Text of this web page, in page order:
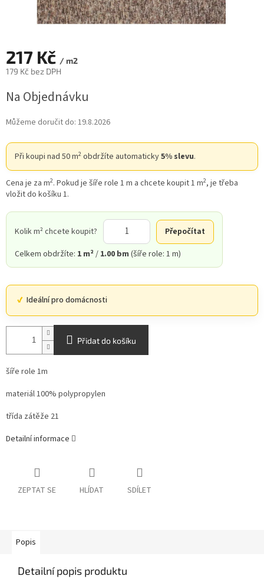
217 Kč / m2
179 Kč bez DPH
cena:
Na Objednávku
Můžeme doručit do: 19.8.2026
Při koupi nad 50 m2 obdržíte automaticky5% slevu.
Cena je za m2. Pokud je šíře role 1 m a chcete koupit 1 m2, je třeba
vložit do košíku 1.
Kolik m² chcete koupit?
Přepočítat
Celkem obdržíte: 1 m²/ 1.00 bm (šíře role: 1 m)
Ideální pro domácnosti
Přidat do košíku
šíře role 1m
materiál 100% polypropylen
třída zátěže 21
Detailní informace
ZEPTAT SE HLÍDAT SDÍLET
Popis
Detailní popis produktu